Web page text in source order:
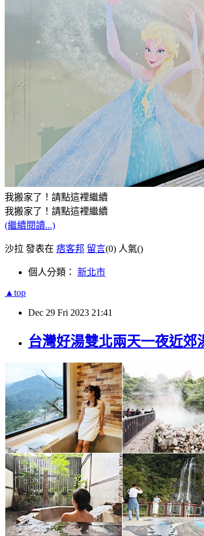
我搬家了！請點這裡繼續
我搬家了！請點這裡繼續
(繼續閱讀...)
沙拉 發表在 痞客邦 留言(0) 人氣()
個人分類： 新北市
▲top
Dec 29 Fri 2023 21:41
台灣好湯雙北兩天一夜近